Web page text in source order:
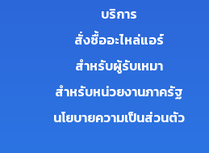
บริการ
สั่งซื้ออะไหล่แอร์
สำหรับผู้รับเหมา
สำหรับหน่วยงานภาครัฐ
นโยบายความเป็นส่วนตัว